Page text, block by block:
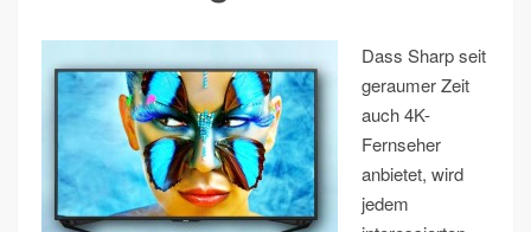
Dass Sharp seit
geraumer Zeit
auch 4K-
Fernseher
anbietet, wird
jedem